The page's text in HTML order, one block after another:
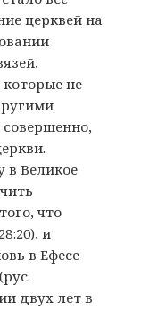
церквей на
не
в Великое
что
и
в Ефесе
двух лет в